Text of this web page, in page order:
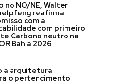
no NO/NE, Walter
reafirma
com a
com primeiro
Carbono neutro na
Bahia 2026
a arquitetura
o pertencimento